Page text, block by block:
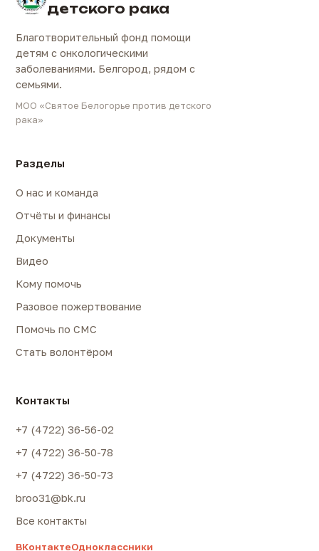
детского рака
Благотворительный фонд помощи
детям с онкологическими
заболеваниями. Белгород, рядом с
семьями.
МОО «Святое Белогорье против детского
рака»
Разделы
О нас и команда
Отчёты и финансы
Документы
Видео
Кому помочь
Разовое пожертвование
Помочь по СМС
Стать волонтёром
Контакты
+7 (4722) 36-56-02
+7 (4722) 36-50-78
+7 (4722) 36-50-73
broo31@bk.ru
Все контакты
ВКонтактеОдноклассники